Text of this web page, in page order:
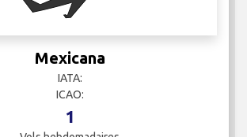
Mexicana
IATA:
ICAO:
1